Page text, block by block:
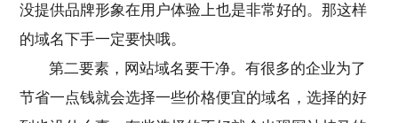
没提供品牌形象在用户体验上也是非常好的。那这样
的域名下手一定要快哦。
第二要素，网站域名要干净。有很多的企业为了
节省一点钱就会选择一些价格便宜的域名，选择的好